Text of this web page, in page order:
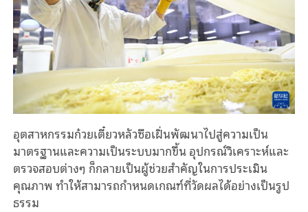
อุตสาหกรรมก๋วยเตี๋ยวหลัวซือเฝิ่นพัฒนาไปสู่ความเป็น
มาตรฐานและความเป็นระบบมากขึ้น อุปกรณ์วิเคราะห์และ
ตรวจสอบต่างๆ ก็กลายเป็นผู้ช่วยสำคัญในการประเมิน
คุณภาพ ทำให้สามารถกำหนดเกณฑ์ที่วัดผลได้อย่างเป็นรูป
ธรรม